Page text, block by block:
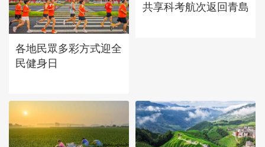
各地民眾多彩方式迎全
民健身日
共享科考航次返回青島